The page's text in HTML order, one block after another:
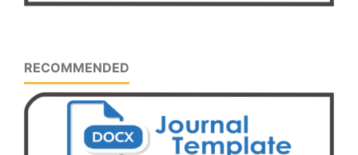
RECOMMENDED